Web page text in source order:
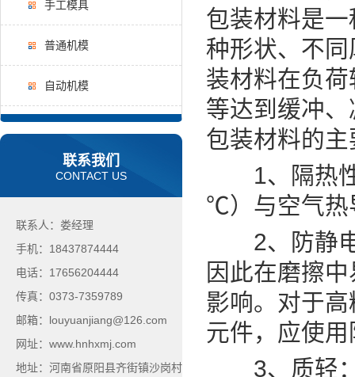
手工模具
普通机模
自动机模
联系我们
CONTACT US
联系人：娄经理
手机：18437874444
电话：17656204444
传真：0373-7359789
邮箱：louyuanjiang@126.com
网址：www.hnhxmj.com
地址：河南省原阳县齐街镇沙岗村
包装材料是
种形状、不
装材料在负
等达到缓冲
包装材料的
1、隔热性
℃）与空气热
2、防静电
因此在磨擦
影响。对于
元件，应使
3、质轻：